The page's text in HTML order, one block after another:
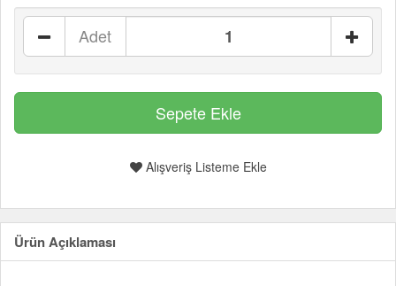
Adet
Alışveriş Listeme Ekle
Ürün Açıklaması